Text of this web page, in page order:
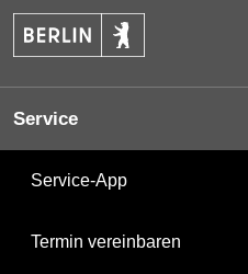
Service
Service-App
Termin vereinbaren